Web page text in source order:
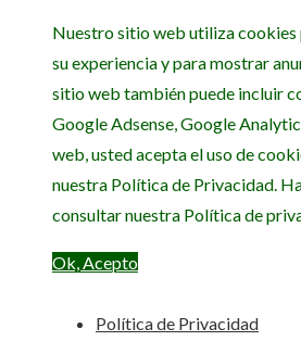
Nuestro sitio web utiliza
su experiencia y para mostrar
sitio web también puede incluir
Google Adsense, Google
web, usted acepta el uso de
nuestra Política de Privacidad.
consultar nuestra Política de
Ok, Acepto
Política de Privacidad